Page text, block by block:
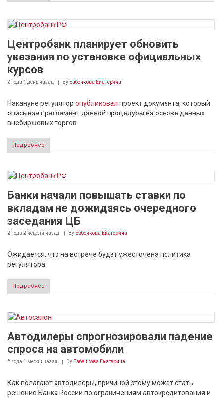
Центробанк планирует обновить
указания по установке официальных
курсов
2 года 1 день назад By Бабенкова Екатерина
Накануне регулятор опубликовал проект документа, который
описывает регламент данной процедуры на основе данных
внебиржевых торгов.
Подробнее
Банки начали повышать ставки по
вкладам не дожидаясь очередного
заседания ЦБ
2 года 2 недели назад By Бабенкова Екатерина
Ожидается, что на встрече будет ужесточена политика
регулятора.
Подробнее
Автодилеры спрогнозировали падение
спроса на автомобили
2 года 1 месяц назад By Бабенкова Екатерина
Как полагают автодилеры, причиной этому может стать
решение Банка России по ограничениям автокредитования и